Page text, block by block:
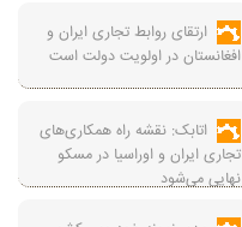
ارتقای روابط تجاری ایران و
افغانستان در اولویت دولت است
اتابک: نقشه راه همکاری‌های
تجاری ایران و اوراسیا در مسکو
نهایی می‌شود